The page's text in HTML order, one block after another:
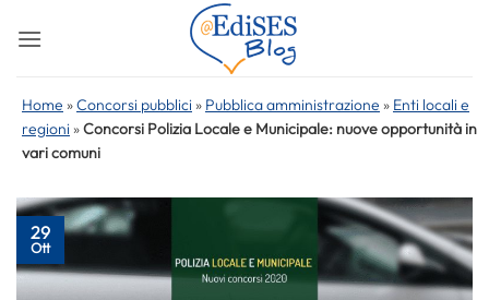
Home »Concorsi pubblici » Pubblica amministrazione » Enti locali e
regioni »Concorsi Polizia Locale e Municipale: nuove opportunità in
vari comuni
29
Ott